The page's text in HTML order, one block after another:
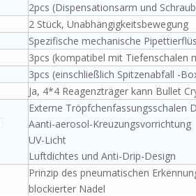
2pcs (Dispensationsarm und
2 Stück, Unabhängigkeitsbewegung
Spezifische mechanische
3pcs (kompatibel mit Tiefenschalen
3pcs (einschließlich Spitzenabfall -
Ja, 4*4 Reagenzträger kann Bullet
Externe Tröpfchenfassungsschalen
Aanti-aerosol-Kreuzungsvorrichtung
UV-Licht
Luftdichtes und Anti-Drip-Design
Prinzip des pneumatischen
blockierter Nadel